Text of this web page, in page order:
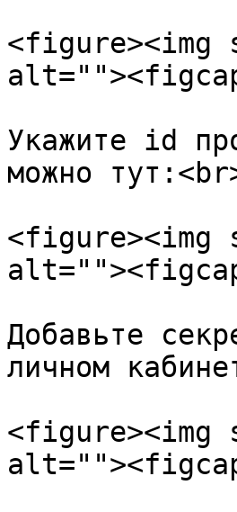
<figure><img
Укажите id
можно
<figure><img
Добавьте
личном
<figure><img